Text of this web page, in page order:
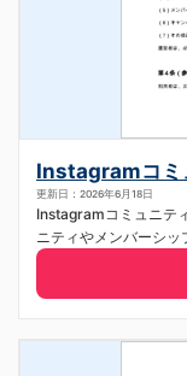
Instagramコミ
更新日：2026年6月18日
Instagramコミュニテ
ニティやメンバーシッ